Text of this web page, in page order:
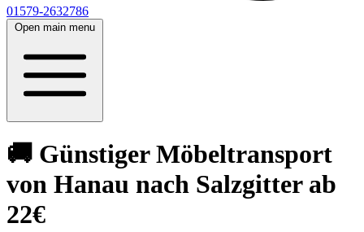
01579-2632786
Open main menu
🚚 Günstiger Möbeltransport
von Hanau nach Salzgitter ab
22€